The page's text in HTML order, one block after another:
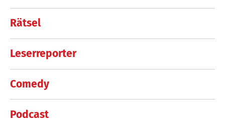
Rätsel
Leserreporter
Comedy
Podcast